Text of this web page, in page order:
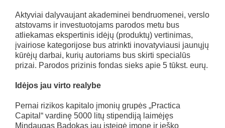
Aktyviai dalyvaujant akademinei bendruomenei, verslo
atstovams ir investuotojams parodos metu bus
atliekamas ekspertinis idėjų (produktų) vertinimas,
įvairiose kategorijose bus atrinkti inovatyviausi jaunųjų
kūrėjų darbai, kurių autoriams bus skirti specialūs
prizai. Parodos prizinis fondas sieks apie 5 tūkst. eurų.
Idėjos jau virto realybe
Pernai rizikos kapitalo įmonių grupės „Practica
Capital“ vardinę 5000 litų stipendiją laimėjęs
Mindaugas Badokas jau įsteigė įmonę ir ieško